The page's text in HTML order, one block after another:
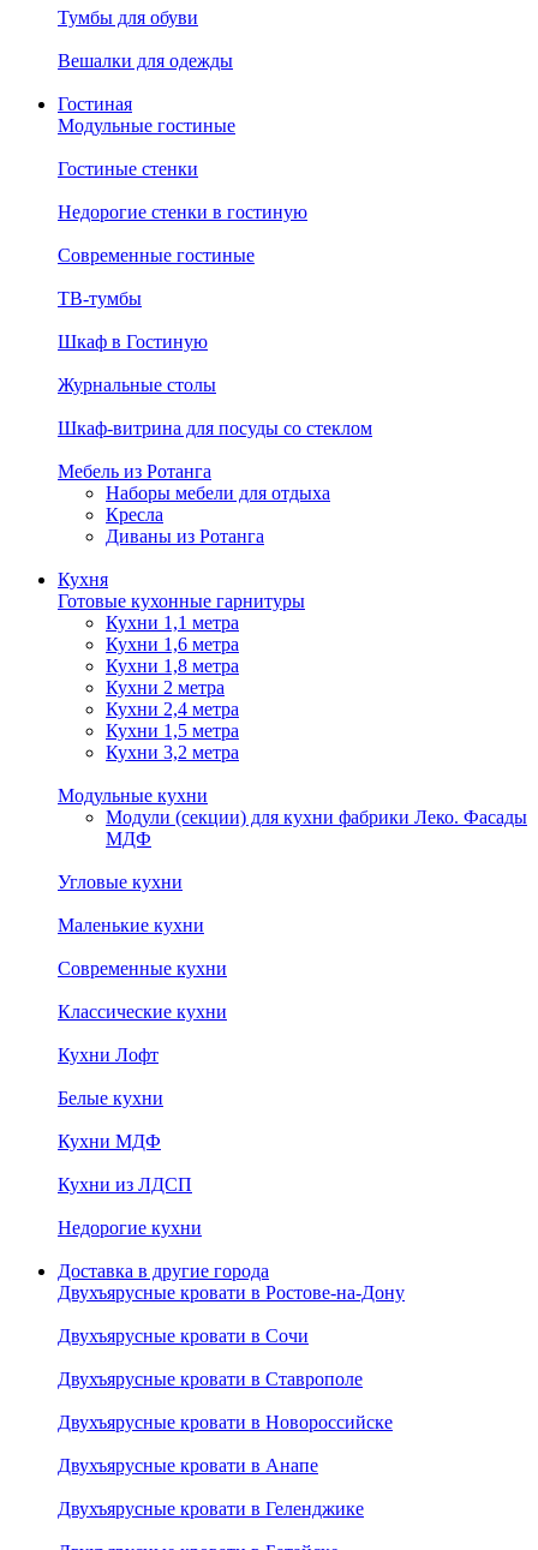
Тумбы для обуви
Вешалки для одежды
Гостиная
Модульные гостиные
Гостиные стенки
Недорогие стенки в гостиную
Современные гостиные
ТВ-тумбы
Шкаф в Гостиную
Журнальные столы
Шкаф-витрина для посуды со стеклом
Мебель из Ротанга
Наборы мебели для отдыха
Кресла
Диваны из Ротанга
Кухня
Готовые кухонные гарнитуры
Кухни 1,1 метра
Кухни 1,6 метра
Кухни 1,8 метра
Кухни 2 метра
Кухни 2,4 метра
Кухни 1,5 метра
Кухни 3,2 метра
Модульные кухни
Модули (секции) для кухни фабрики Леко. Фасады
МДФ
Угловые кухни
Маленькие кухни
Современные кухни
Классические кухни
Кухни Лофт
Белые кухни
Кухни МДФ
Кухни из ЛДСП
Недорогие кухни
Доставка в другие города
Двухъярусные кровати в Ростове-на-Дону
Двухъярусные кровати в Сочи
Двухъярусные кровати в Ставрополе
Двухъярусные кровати в Новороссийске
Двухъярусные кровати в Анапе
Двухъярусные кровати в Геленджике